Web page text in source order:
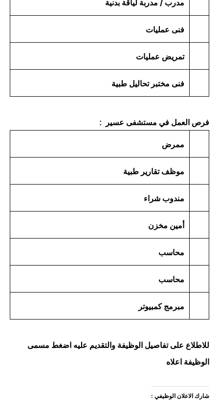
مدرب / مدربة لياقة بدنية
فنى عمليات
تمريض عمليات
فنى مختبر تحاليل طبية
فرص العمل في مستشفى عسير :
ممرض
موظف تقارير طبية
مندوب شراء
أمين مخزن
محاسب
محاسب
مبرمج كمبيوتر
للاطلاع على تفاصيل الوظيفة والتقديم عليه اضغط مسمى
الوظيفة اعلاه
شارك الاعلان الوظيفي :